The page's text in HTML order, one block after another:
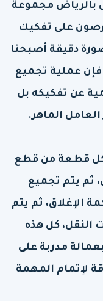
بالرياض مجموعة
على تفكيك
دقيقة أصبحنا
فإن عملية تجميع
عن تفكيكه بل
العامل الماهر.
كل قطعة من قطع
ثم يتم تجميع
الإغلاق، ثم يتم
النقل، كل هذه
مدربة على
لإتمام المهمة